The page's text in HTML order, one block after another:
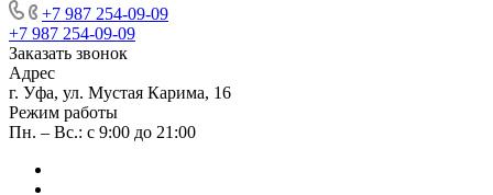
+7 987 254-09-09
+7 987 254-09-09
Заказать звонок
Адрес
г. Уфа, ул. Мустая Карима, 16
Режим работы
Пн. – Вс.: с 9:00 до 21:00